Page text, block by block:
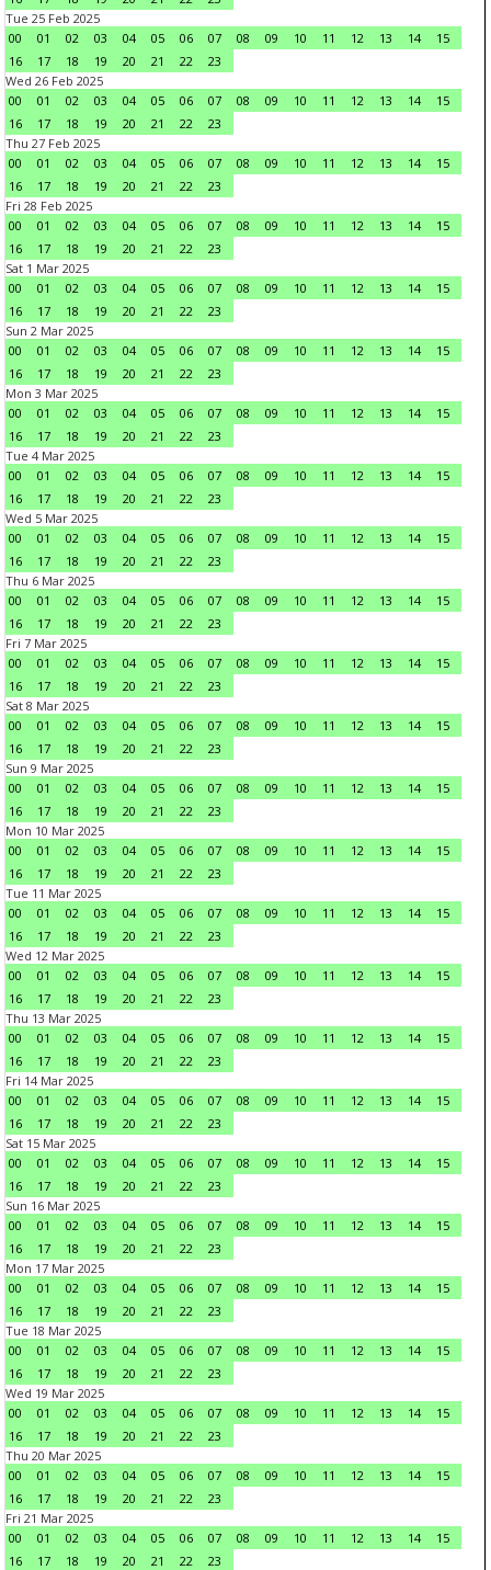
Tue 25 Feb 2025
00
01 02 03 04 05 06 07 08 09 10 11 12 13 14
15
16
17 18 19 20 21 22
23
Wed 26 Feb 2025
00
01 02 03 04 05 06 07 08 09 10 11 12 13 14
15
16
17 18 19 20 21 22
23
Thu 27 Feb 2025
00
01 02 03 04 05 06 07 08 09 10 11 12 13 14
15
16
17 18 19 20 21 22
23
Fri 28 Feb 2025
00
01 02 03 04 05 06 07 08 09 10 11 12 13 14
15
16
17 18 19 20 21 22
23
Sat 1 Mar 2025
00
01 02 03 04 05 06 07 08 09 10 11 12 13 14
15
16
17 18 19 20 21 22
23
Sun 2 Mar 2025
00
01 02 03 04 05 06 07 08 09 10 11 12 13 14
15
16
17 18 19 20 21 22
23
Mon 3 Mar 2025
00
01 02 03 04 05 06 07 08 09 10 11 12 13 14
15
16
17 18 19 20 21 22
23
Tue 4 Mar 2025
00
01 02 03 04 05 06 07 08 09 10 11 12 13 14
15
16
17 18 19 20 21 22
23
Wed 5 Mar 2025
00
01 02 03 04 05 06 07 08 09 10 11 12 13 14
15
16
17 18 19 20 21 22
23
Thu 6 Mar 2025
00
01 02 03 04 05 06 07 08 09 10 11 12 13 14
15
16
17 18 19 20 21 22
23
Fri 7 Mar 2025
00
01 02 03 04 05 06 07 08 09 10 11 12 13 14
15
16
17 18 19 20 21 22
23
Sat 8 Mar 2025
00
01 02 03 04 05 06 07 08 09 10 11 12 13 14
15
16
17 18 19 20 21 22
23
Sun 9 Mar 2025
00
01 02 03 04 05 06 07 08 09 10 11 12 13 14
15
16
17 18 19 20 21 22
23
Mon 10 Mar 2025
00
01 02 03 04 05 06 07 08 09 10 11 12 13 14
15
16
17 18 19 20 21 22
23
Tue 11 Mar 2025
00
01 02 03 04 05 06 07 08 09 10 11 12 13 14
15
16
17 18 19 20 21 22
23
Wed 12 Mar 2025
00
01 02 03 04 05 06 07 08 09 10 11 12 13 14
15
16
17 18 19 20 21 22
23
Thu 13 Mar 2025
00
01 02 03 04 05 06 07 08 09 10 11 12 13 14
15
16
17 18 19 20 21 22
23
Fri 14 Mar 2025
00
01 02 03 04 05 06 07 08 09 10 11 12 13 14
15
16
17 18 19 20 21 22
23
Sat 15 Mar 2025
00
01 02 03 04 05 06 07 08 09 10 11 12 13 14
15
16
17 18 19 20 21 22
23
Sun 16 Mar 2025
00
01 02 03 04 05 06 07 08 09 10 11 12 13 14
15
16
17 18 19 20 21 22
23
Mon 17 Mar 2025
00
01 02 03 04 05 06 07 08 09 10 11 12 13 14
15
16
17 18 19 20 21 22
23
Tue 18 Mar 2025
00
01 02 03 04 05 06 07 08 09 10 11 12 13 14
15
16
17 18 19 20 21 22
23
Wed 19 Mar 2025
00
01 02 03 04 05 06 07 08 09 10 11 12 13 14
15
16
17 18 19 20 21 22
23
Thu 20 Mar 2025
00
01 02 03 04 05 06 07 08 09 10 11 12 13 14
15
16
17 18 19 20 21 22
23
Fri 21 Mar 2025
00
01 02 03 04 05 06 07 08 09 10 11 12 13 14
15
16
17 18 19 20 21 22
23